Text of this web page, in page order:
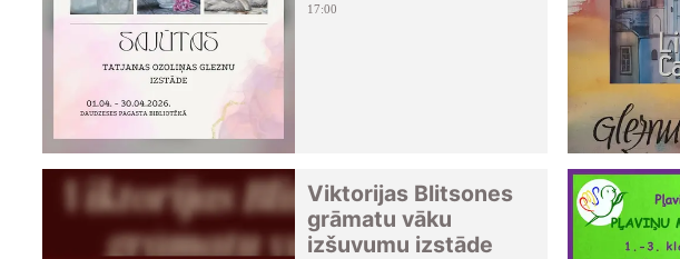
17:00
Viktorijas Blitsones
grāmatu vāku
izšuvumu izstāde